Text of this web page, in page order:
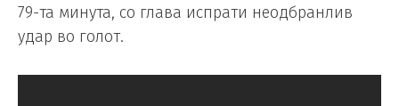
79-та минута, со глава испрати неодбранлив
удар во голот.